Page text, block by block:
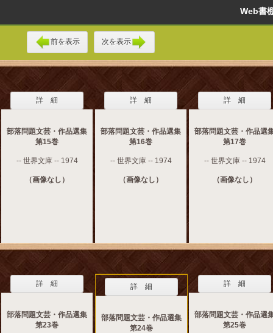
Web
前を表示 次を表示
詳 細
部落問題文芸・作品選集
第15巻
-- 世界文庫 -- 1974
（画像なし）
詳 細
部落問題文芸・作品選集
第16巻
-- 世界文庫 -- 1974
（画像なし）
詳 細
部落問題文芸・作品選
第17巻
-- 世界文庫 -- 1974
（画像なし）
詳 細
部落問題文芸・作品選集
第23巻
詳 細
部落問題文芸・作品選集
第24巻
詳 細
部落問題文芸・作品選
第25巻